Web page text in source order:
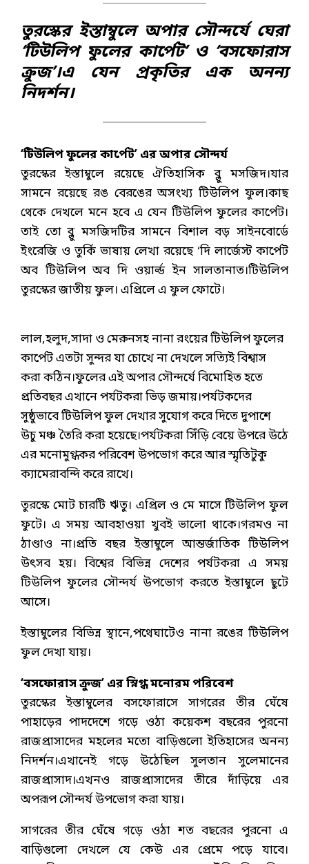
তুরস্কের ইস্তাম্বুলে অপার সৌন্দর্যে ঘেরা
‘টিউলিপ ফুলের কার্পেট’ ও ‘বসফোরাস
ক্রুজ’।এ যেন প্রকৃতির এক অনন্য
নিদর্শন।
‘টিউলিপ ফুলের কার্পেট’ এর অপার সৌন্দর্য
তুরস্কের ইস্তাম্বুলে রয়েছে ঐতিহাসিক ব্লু মসজিদ।যার
সামনে রয়েছে রঙ বেরঙের অসংখ্য টিউলিপ ফুল।কাছ
থেকে দেখলে মনে হবে এ যেন টিউলিপ ফুলের কার্পেট।
তাই তো ব্লু মসজিদটির সামনে বিশাল বড় সাইনবোর্ডে
ইংরেজি ও তুর্কি ভাষায় লেখা রয়েছে ‘দি লার্জেস্ট কার্পেট
অব টিউলিপ অব দি ওয়ার্ল্ড ইন সালতানাত।টিউলিপ
তুরস্কের জাতীয় ফুল। এপ্রিলে এ ফুল ফোটে।
লাল,হলুদ,সাদা ও মেরুনসহ নানা রংয়ের টিউলিপ ফুলের
কার্পেট এতটা সুন্দর যা চোখে না দেখলে সত্যিই বিশ্বাস
করা কঠিন।ফুলের এই অপার সৌন্দর্যে বিমোহিত হতে
প্রতিবছর এখানে পর্যটকরা ভিড় জমায়।পর্যটকদের
সুষ্ঠুভাবে টিউলিপ ফুল দেখার সুযোগ করে দিতে দুপাশে
উচু মঞ্চ তৈরি করা হয়েছে।পর্যটকরা সিঁড়ি বেয়ে উপরে উঠে
এর মনোমুগ্ধকর পরিবেশ উপভোগ করে আর স্মৃতিটুকু
ক্যামেরাবন্দি করে রাখে।
তুরস্কে মোট চারটি ঋতু। এপ্রিল ও মে মাসে টিউলিপ ফুল
ফুটে। এ সময় আবহাওয়া খুবই ভালো থাকে।গরমও না
ঠাণ্ডাও না।প্রতি বছর ইস্তাম্বুলে আন্তর্জাতিক টিউলিপ
উৎসব হয়। বিশ্বের বিভিন্ন দেশের পর্যটকরা এ সময়
টিউলিপ ফুলের সৌন্দর্য উপভোগ করতে ইস্তাম্বুলে ছুটে
আসে।
ইস্তাম্বুলের বিভিন্ন স্থানে,পথেঘাটেও নানা রঙের টিউলিপ
ফুল দেখা যায়।
‘বসফোরাস ক্রুজ’ এর স্নিগ্ধ মনোরম পরিবেশ
তুরস্কের ইস্তাম্বুলের বসফোরাসে সাগরের তীর ঘেঁষে
পাহাড়ের পাদদেশে গড়ে ওঠা কয়েকশ বছরের পুরনো
রাজপ্রাসাদের মহলের মতো বাড়িগুলো ইতিহাসের অনন্য
নিদর্শন।এখানেই গড়ে উঠেছিল সুলতান সুলেমানের
রাজপ্রাসাদ।এখনও রাজপ্রাসাদের তীরে দাঁড়িয়ে এর
অপরূপ সৌন্দর্য উপভোগ করা যায়।
সাগরের তীর ঘেঁষে গড়ে ওঠা শত বছরের পুরনো এ
বাড়িগুলো দেখলে যে কেউ এর প্রেমে পড়ে যাবে।